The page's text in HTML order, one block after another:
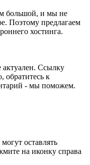
большой, и мы не
Поэтому предлагаем
хостинга.
Ссылку
обратитесь к
- мы поможем.
оставлять
на иконку справа